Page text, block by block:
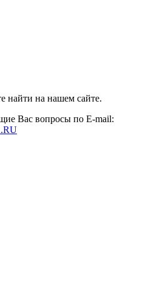
найти на нашем сайте.
Вас вопросы по E-mail: